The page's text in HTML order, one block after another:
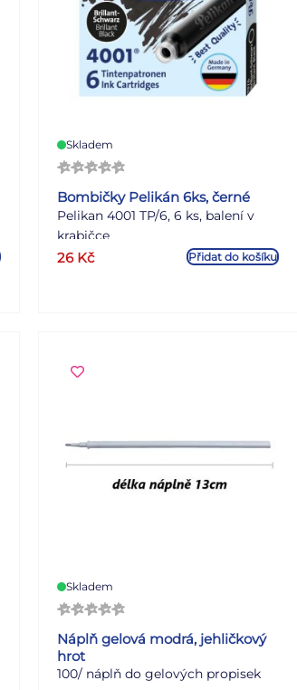
Skladem
Bombičky Pelikán 6ks, černé
Pelikan 4001 TP/6, 6 ks, balení v
krabičce
26 Kč Přidat do košíku
Skladem
Náplň gelová modrá, jehličkový
hrot
100/ náplň do gelových propisek